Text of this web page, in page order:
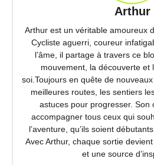
Arthur
Arthur est un véritable amoureux
Cycliste aguerri, coureur
l’âme, il partage à travers ce
mouvement, la découverte et
soi.Toujours en quête de
meilleures routes, les sentiers
astuces pour progresser. Son
accompagner tous ceux qui
l’aventure, qu’ils soient
Avec Arthur, chaque sortie
et une source